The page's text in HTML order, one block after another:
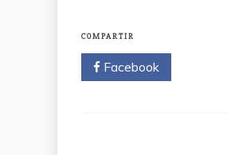
COMPARTIR
Facebook